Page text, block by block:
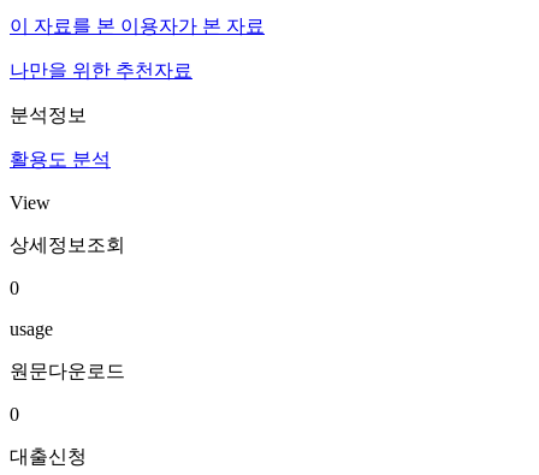
이 자료를 본 이용자가 본 자료
나만을 위한 추천자료
분석정보
활용도 분석
View
상세정보조회
0
usage
원문다운로드
0
대출신청